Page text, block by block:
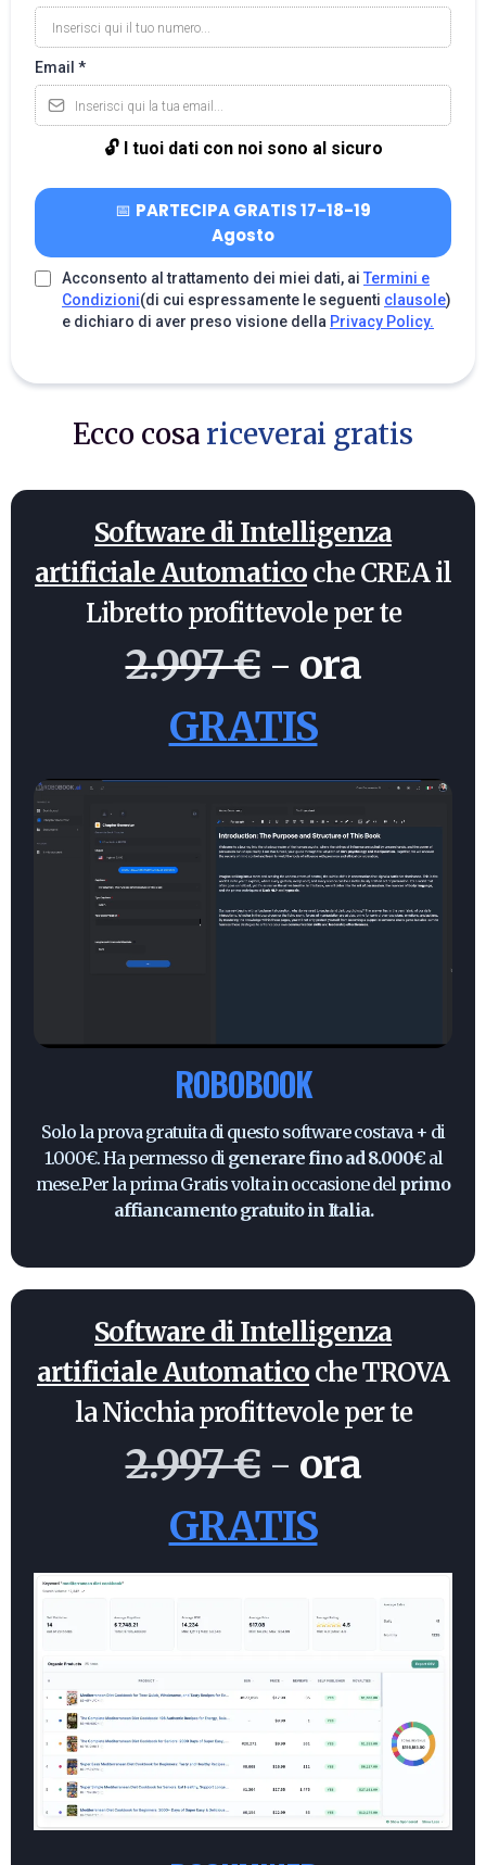
Email *
🔓 I tuoi dati con noi sono al sicuro
📅 PARTECIPA GRATIS 17-18-19
Agosto
Acconsento al trattamento dei miei dati, ai Termini e
Condizioni(di cui espressamente le seguenti clausole)
e dichiaro di aver preso visione della Privacy Policy.
Ecco cosa riceverai gratis
Software di Intelligenza
artificiale Automaticoche CREA il
Libretto profittevole per te
2.997 €- ora
GRATIS
ROBOBOOK
Solo la prova gratuita di questo software costava + di
1.000€. Ha permesso digenerare fino ad 8.000€ al
mese.Per la prima Gratis volta in occasione delprimo
affiancamento gratuito in Italia.
Software di Intelligenza
artificiale Automaticoche TROVA
la Nicchia profittevole per te
2.997 €- ora
GRATIS